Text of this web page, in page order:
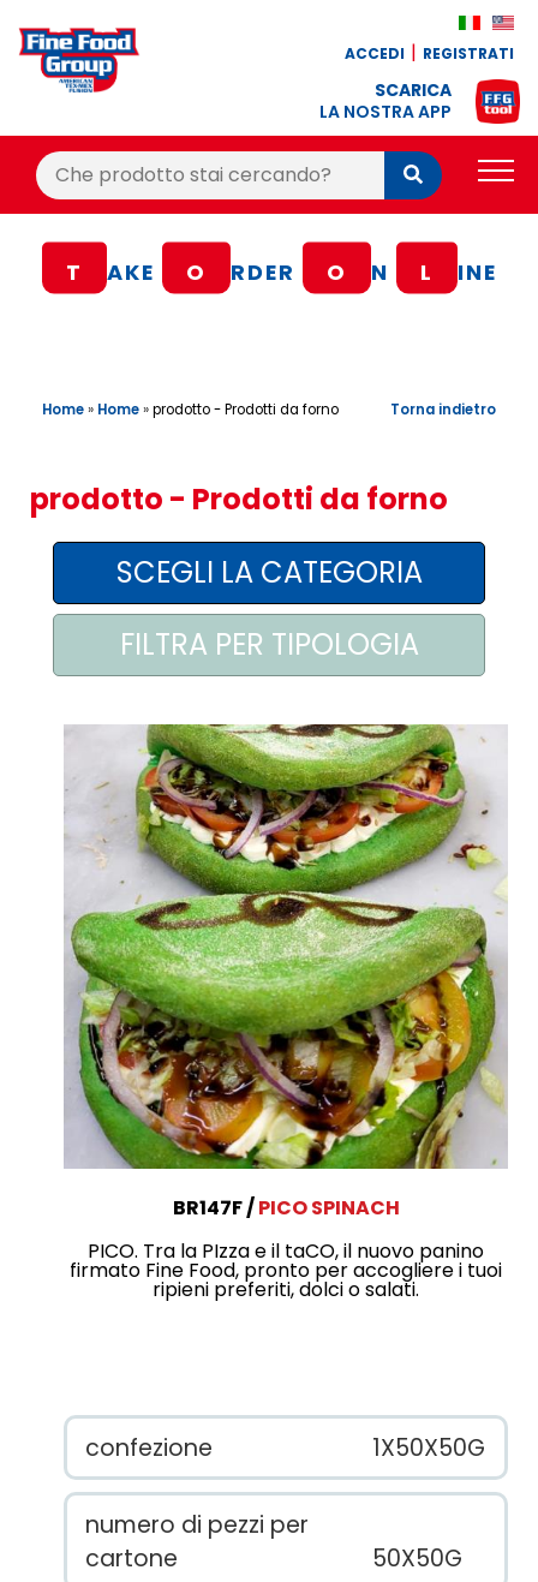
ACCEDI REGISTRATI
SCARICA
LA NOSTRA APP
Cerca:
Cerca
BLOG
CONTATTI
AREA AGENTI
T AKE O RDER O N L INE
Home» Home»prodotto - Prodotti da forno Torna indietro
prodotto - Prodotti da forno
BR147F
PICO SPINACH
PICO. Tra la PIzza e il taCO, il nuovo panino
firmato Fine Food, pronto per accogliere i tuoi
ripieni preferiti, dolci o salati.
confezione 1X50X50G
numero di pezzi per
cartone
50X50G